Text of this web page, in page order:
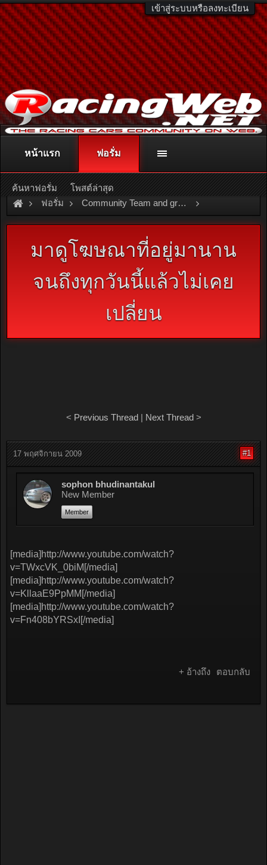
เข้าสู่ระบบหรือลงทะเบียน
ติดต่อลงโฆษณา racingweb@gmail.comหรือโทร. 081-811-1138
หรืออ่านรายละเอียดเพิ่มเติม คลิกที่นี่
ฟอรั่ม Community Team and group
Team and Group OSAMA\
มาดูโฆษณาที่อยู่มานาน
จนถึงทุกวันนี้แล้วไม่เคย
เปลี่ยน
< Previous Thread| Next Thread>
17 พฤศจิกายน 2009 #1
sophon bhudinantakul
New Member
Member
[media]http://www.youtube.com/watch?
v=TWxcVK_0biM[/media]
[media]http://www.youtube.com/watch?
v=KllaaE9PpMM[/media]
[media]http://www.youtube.com/watch?
v=Fn408bYRSxI[/media]
+ อ้างถึง ตอบกลับ
หน้าแรก ฟอรั่ม
ค้นหาฟอรั่ม โพสต์ล่าสุด